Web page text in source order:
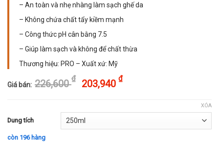
– An toàn và nhẹ nhàng làm sạch ghế da
– Không chứa chất tẩy kiềm mạnh
– Công thức pH cân bằng 7.5
– Giúp làm sạch và không để chất thừa
Thương hiệu: PRO – Xuất xứ: Mỹ
Giá bán: 226,600₫ Original price was:
Current price is:
Original price was:
203,940 ₫Current price
Dung tích
XÓA
còn 196 hàng